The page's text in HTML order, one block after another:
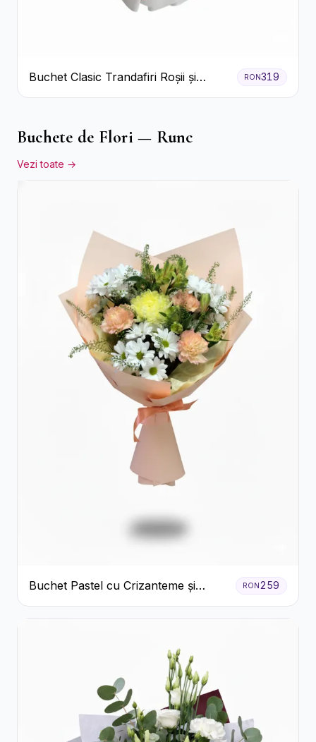
Buchet Clasic Trandafiri Roșii și
Eucalipt
RON319
Buchete de Flori — Runc
Vezi toate →
Buchet Pastel cu Crizanteme și
Garoafe
RON259